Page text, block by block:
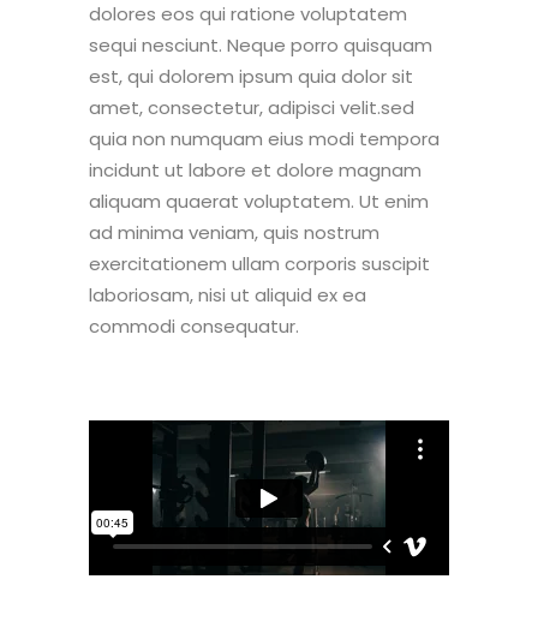
dolores eos qui ratione voluptatem
sequi nesciunt. Neque porro quisquam
est, qui dolorem ipsum quia dolor sit
amet, consectetur, adipisci velit.sed
quia non numquam eius modi tempora
incidunt ut labore et dolore magnam
aliquam quaerat voluptatem. Ut enim
ad minima veniam, quis nostrum
exercitationem ullam corporis suscipit
laboriosam, nisi ut aliquid ex ea
commodi consequatur.